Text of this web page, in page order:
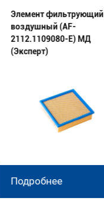
Элемент фильтрующий
воздушный (AF-
2112.1109080-E) МД
(Эксперт)
Подробнее